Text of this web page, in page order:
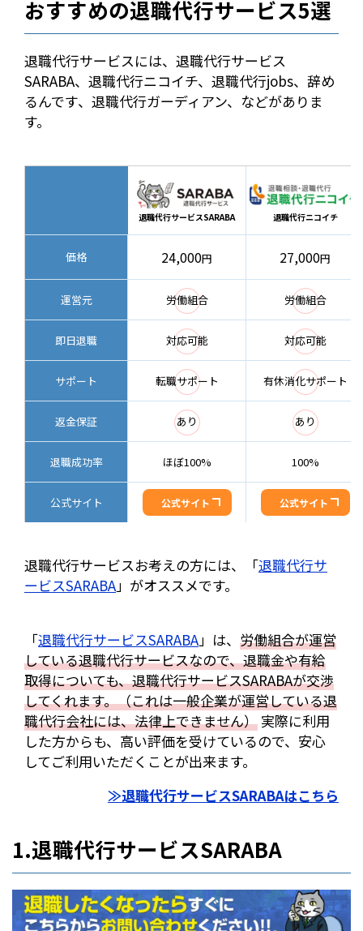
おすすめの退職代行サービス5選
退職代行サービスには、退職代行サービス
SARABA、退職代行ニコイチ、退職代行jobs、辞め
るんです、退職代行ガーディアン、などがありま
す。
退職代行サービスSARABA 退職代行ニコイチ
価格 24,000円 27,000円
運営元 ◯
労働組合 ◯
労働組合
即日退職 ◯
対応可能 ◯
対応可能
サポート ◯
転職サポート ◯
有休消化サポート
返金保証 ◯
あり ◯
あり
退職成功率 ほぼ100% 100%
公式サイト 公式サイト 公式サイト
退職代行サービスお考えの方には、「退職代行サ
ービスSARABA」がオススメです。
「退職代行サービスSARABA」は、 労働組合が運営
している退職代行サービスなので、退職金や有給
取得についても、退職代行サービスSARABAが交渉
してくれます。（これは一般企業が運営している退
職代行会社には、法律上できません） 実際に利用
した方からも、高い評価を受けているので、安心
してご利用いただくことが出来ます。
≫退職代行サービスSARABAはこちら
1.退職代行サービスSARABA